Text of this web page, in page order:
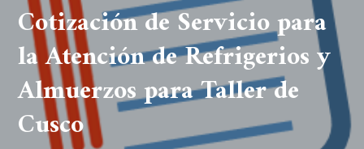
Cotización de Servicio para
la Atención de Refrigerios y
Almuerzos para Taller de
Cusco